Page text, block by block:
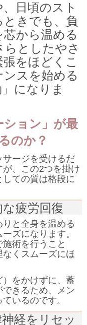
日頃のスト
きでも、負
から温める
としたやさ
をほどくこ
スを始める
になりま
ション」が最
のか？
ージを受けるだ
、この2つを掛け
ての質は格段に
疲労回復
と全身を温める
ズになります。
術を行うこと
くスムーズにほ
をかけずに、蓄
きるため、メン
いるのです。
経をリセッ